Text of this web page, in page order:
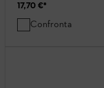
17,70 €*
Confronta